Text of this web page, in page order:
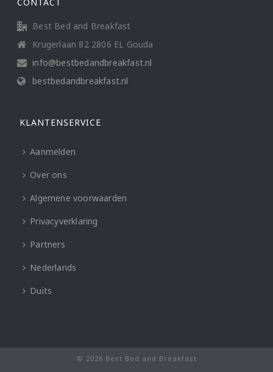
Best Bed and Breakfast
Krugerlaan 82 2806 EL Gouda
info@bestbedandbreakfast.nl
bestbedandbreakfast.nl
KLANTENSERVICE
Aanmelden
Over ons
Algemene voorwaarden
Privacyverklaring
Partners
Nederlands
Duits
© 2026 Best Bed and Breakfast